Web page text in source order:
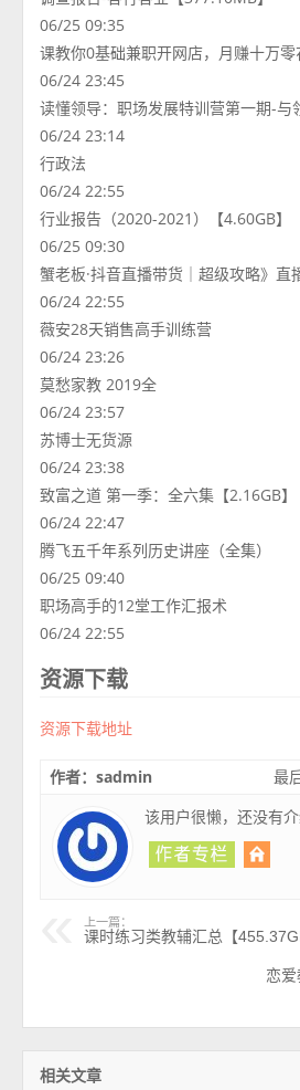
06/25 09:35
课教你0基础兼职开网店，月赚十万零
06/24 23:45
读懂领导：职场发展特训营第一期-与
06/24 23:14
行政法
06/24 22:55
行业报告（2020-2021）【4.60GB】
06/25 09:30
蟹老板·抖音直播带货｜超级攻略》直
06/24 22:55
薇安28天销售高手训练营
06/24 23:26
莫愁家教 2019全
06/24 23:57
苏博士无货源
06/24 23:38
致富之道 第一季：全六集【2.16GB】
06/24 22:47
腾飞五千年系列历史讲座（全集）
06/25 09:40
职场高手的12堂工作汇报术
06/24 22:55
资源下载
资源下载地址
最
作者：sadmin
该用户很懒，还没有介
上一篇：
课时练习类教辅汇总【
恋
相关文章